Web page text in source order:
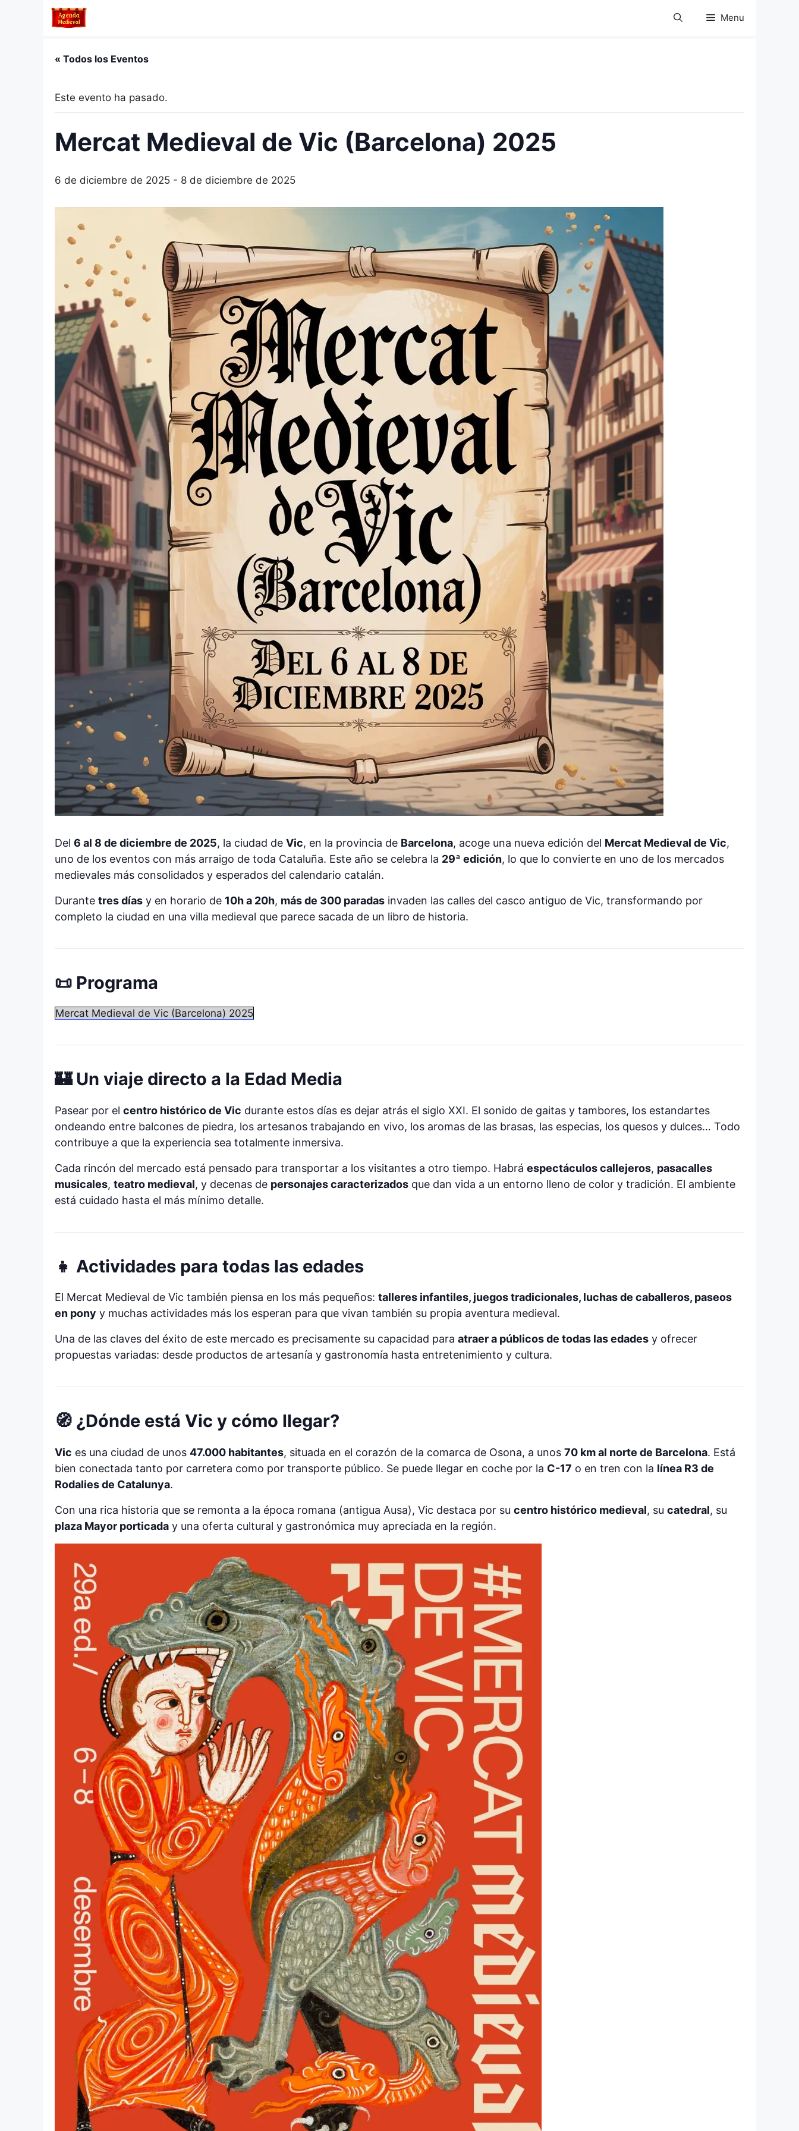
Menu
« Todos los Eventos
Este evento ha pasado.
Mercat Medieval de Vic (Barcelona) 2025
6 de diciembre de 2025 - 8 de diciembre de 2025
Del 6 al 8 de diciembre de 2025, la ciudad de Vic, en la provincia de Barcelona, acoge una nueva edición del Mercat Medieval de Vic,
uno de los eventos con más arraigo de toda Cataluña. Este año se celebra la 29ª edición, lo que lo convierte en uno de los mercados
medievales más consolidados y esperados del calendario catalán.
Durante tres días y en horario de 10h a 20h, más de 300 paradas invaden las calles del casco antiguo de Vic, transformando por
completo la ciudad en una villa medieval que parece sacada de un libro de historia.
📜 Programa
Mercat Medieval de Vic (Barcelona) 2025
🏰 Un viaje directo a la Edad Media
Pasear por el centro histórico de Vic durante estos días es dejar atrás el siglo XXI. El sonido de gaitas y tambores, los estandartes
ondeando entre balcones de piedra, los artesanos trabajando en vivo, los aromas de las brasas, las especias, los quesos y dulces… Todo
contribuye a que la experiencia sea totalmente inmersiva.
Cada rincón del mercado está pensado para transportar a los visitantes a otro tiempo. Habrá espectáculos callejeros, pasacalles
musicales, teatro medieval, y decenas de personajes caracterizados que dan vida a un entorno lleno de color y tradición. El ambiente
está cuidado hasta el más mínimo detalle.
👧 Actividades para todas las edades
El Mercat Medieval de Vic también piensa en los más pequeños: talleres infantiles, juegos tradicionales, luchas de caballeros, paseos
en pony y muchas actividades más los esperan para que vivan también su propia aventura medieval.
Una de las claves del éxito de este mercado es precisamente su capacidad para atraer a públicos de todas las edades y ofrecer
propuestas variadas: desde productos de artesanía y gastronomía hasta entretenimiento y cultura.
🧭 ¿Dónde está Vic y cómo llegar?
Vic es una ciudad de unos 47.000 habitantes, situada en el corazón de la comarca de Osona, a unos 70 km al norte de Barcelona. Está
bien conectada tanto por carretera como por transporte público. Se puede llegar en coche por la C-17 o en tren con la línea R3 de
Rodalies de Catalunya.
Con una rica historia que se remonta a la época romana (antigua Ausa), Vic destaca por su centro histórico medieval, su catedral, su
plaza Mayor porticada y una oferta cultural y gastronómica muy apreciada en la región.